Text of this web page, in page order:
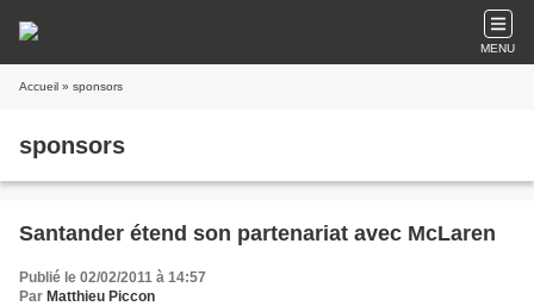
MENU
Accueil » sponsors
sponsors
Santander étend son partenariat avec McLaren
Publié le 02/02/2011 à 14:57
Par Matthieu Piccon